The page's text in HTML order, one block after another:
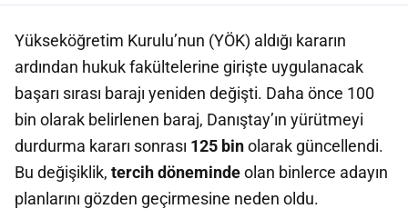
Yükseköğretim Kurulu’nun (YÖK) aldığı kararın
ardından hukuk fakültelerine girişte uygulanacak
başarı sırası barajı yeniden değişti. Daha önce 100
bin olarak belirlenen baraj, Danıştay’ın yürütmeyi
durdurma kararı sonrası 125 binolarak güncellendi.
Bu değişiklik, tercih dönemindeolan binlerce adayın
planlarını gözden geçirmesine neden oldu.